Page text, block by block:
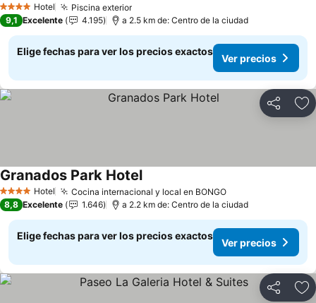
4 EstrellasHotel Piscina exteriorVer precios
9,1 Excelente 4.195 a 2.5 km de: Centro de la ciudad
Elige fechas para ver los precios exactos
Ver precios
Compartir
4 EstrellasHotel Cocina internacional y local en BONGOVer precios
Granados Park HotelVer precios
8,8 Excelente 1.646 a 2.2 km de: Centro de la ciudad
Elige fechas para ver los precios exactos
Ver precios
Compartir